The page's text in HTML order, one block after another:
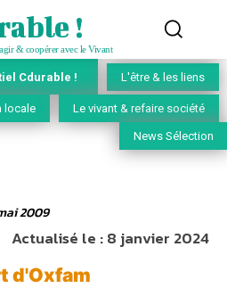
!
& coopérer avec le Vivant
Cdurable ! L'être & les liens
locale Le vivant & refaire société
News Sélection
2009
Actualisé le :8 janvier 2024
d'Oxfam